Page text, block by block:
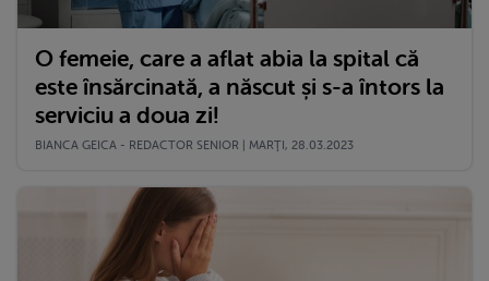
O femeie, care a aflat abia la spital că
este însărcinată, a născut și s-a întors la
serviciu a doua zi!
BIANCA GEICA - REDACTOR SENIOR | MARŢI, 28.03.2023